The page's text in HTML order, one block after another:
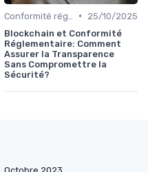
•
25/10/2025
Blockchain et Conformité
Réglementaire: Comment
Assurer la Transparence
Sans Compromettre la
Sécurité?